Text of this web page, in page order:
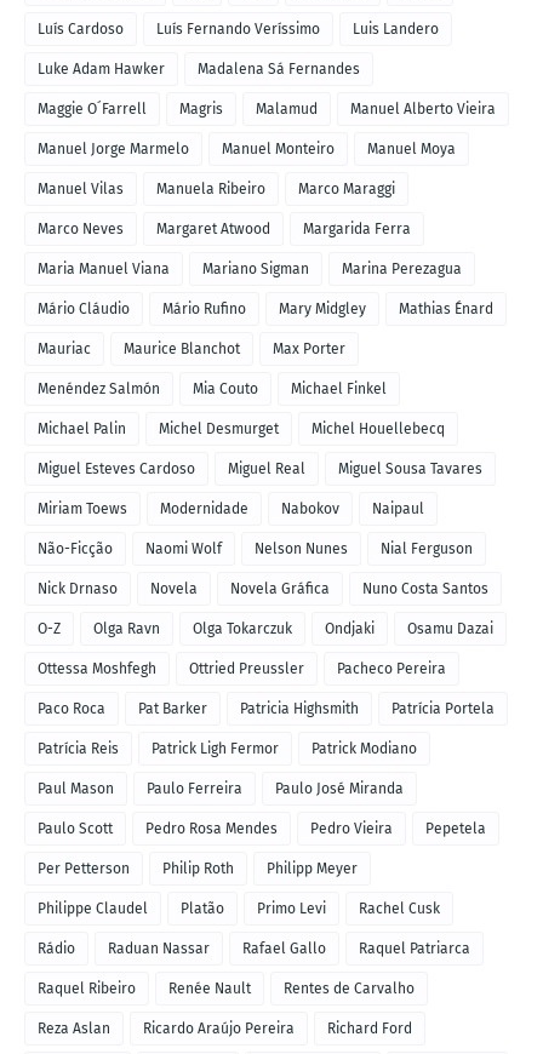
Luís Cardoso Luís Fernando Veríssimo Luis Landero
Luke Adam Hawker Madalena Sá Fernandes
Maggie O´Farrell Magris Malamud Manuel Alberto Vieira
Manuel Jorge Marmelo Manuel Monteiro Manuel Moya
Manuel Vilas Manuela Ribeiro Marco Maraggi
Marco Neves Margaret Atwood Margarida Ferra
Maria Manuel Viana Mariano Sigman Marina Perezagua
Mário Cláudio Mário Rufino Mary Midgley Mathias Énard
Mauriac Maurice Blanchot Max Porter
Menéndez Salmón Mia Couto Michael Finkel
Michael Palin Michel Desmurget Michel Houellebecq
Miguel Esteves Cardoso Miguel Real Miguel Sousa Tavares
Miriam Toews Modernidade Nabokov Naipaul
Não-Ficção Naomi Wolf Nelson Nunes Nial Ferguson
Nick Drnaso Novela Novela Gráfica Nuno Costa Santos
O-Z Olga Ravn Olga Tokarczuk Ondjaki Osamu Dazai
Ottessa Moshfegh Ottried Preussler Pacheco Pereira
Paco Roca Pat Barker Patricia Highsmith Patrícia Portela
Patrícia Reis Patrick Ligh Fermor Patrick Modiano
Paul Mason Paulo Ferreira Paulo José Miranda
Paulo Scott Pedro Rosa Mendes Pedro Vieira Pepetela
Per Petterson Philip Roth Philipp Meyer
Philippe Claudel Platão Primo Levi Rachel Cusk
Rádio Raduan Nassar Rafael Gallo Raquel Patriarca
Raquel Ribeiro Renée Nault Rentes de Carvalho
Reza Aslan Ricardo Araújo Pereira Richard Ford